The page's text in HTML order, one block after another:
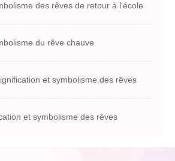
des rêves de retour à l'école
du rêve chauve
et symbolisme des rêves
et symbolisme des rêves